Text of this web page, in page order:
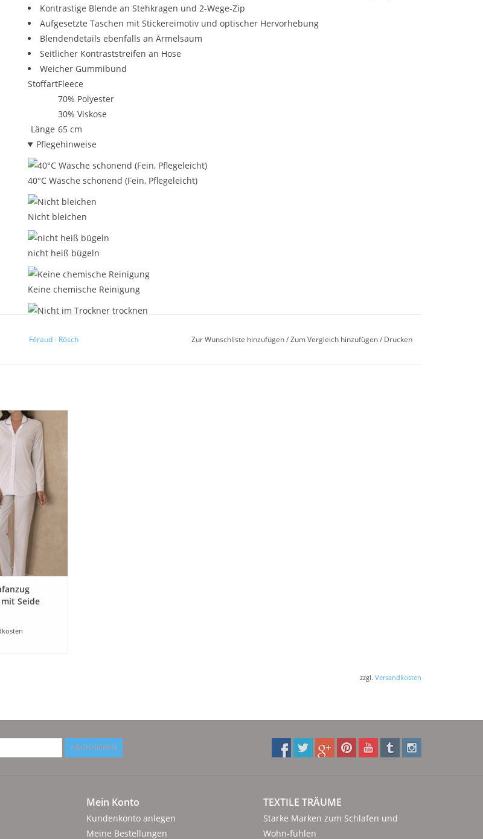
Kontrastige Blende an Stehkragen und 2-Wege-Zip
Aufgesetzte Taschen mit Stickereimotiv und optischer Hervorhebung
Blendendetails ebenfalls an Ärmelsaum
Seitlicher Kontraststreifen an Hose
Weicher Gummibund
StoffartFleece
70% Polyester
30% Viskose
Länge 65 cm
Pflegehinweise
40°C Wäsche schonend (Fein, Pflegeleicht)
Nicht bleichen
nicht heiß bügeln
Keine chemische Reinigung
Féraud - Rösch Zur Wunschliste hinzufügen/Zum Vergleich hinzufügen/ Drucken
Feinjersey
Single
Seide.
Seide
zzgl. Versandkosten
ABONNIEREN
Mein Konto
Kundenkonto anlegen
Meine Bestellungen
TEXTILE TRÄUME
Starke Marken zum Schlafen und
Wohn-fühlen